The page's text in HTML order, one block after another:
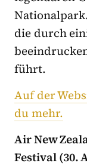
die durch
führt.
Auf der
du mehr.
Air New
Festival (30.